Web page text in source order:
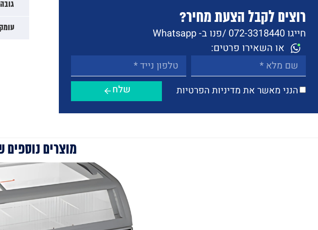
רוצים לקבל הצעת מחיר?
חייגו 072-3318440 /
פנו ב- Whatsapp
או השאירו פרטים:
הנני מאשר את מדיניות הפרטיות שלח
מוצרים נוספים